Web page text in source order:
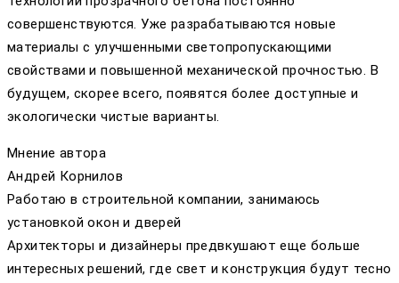
совершенствуются. Уже разрабатываются новые
материалы с улучшенными светопропускающими
свойствами и повышенной механической прочностью. В
будущем, скорее всего, появятся более доступные и
экологически чистые варианты.
Мнение автора
Андрей Корнилов
Работаю в строительной компании, занимаюсь
установкой окон и дверей
Архитекторы и дизайнеры предвкушают еще больше
интересных решений, где свет и конструкция будут тесно